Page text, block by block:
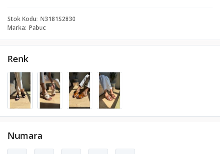
Stok Kodu N3181S2830
Marka Pabuc
Renk
Numara